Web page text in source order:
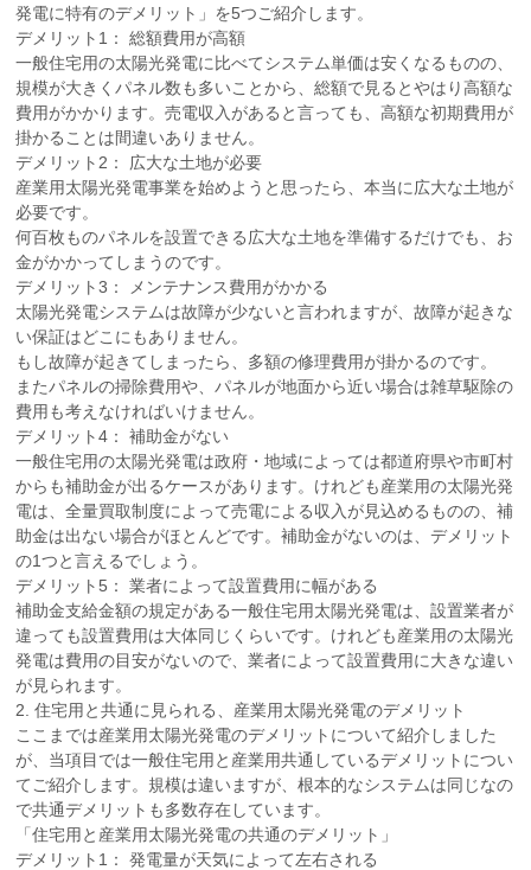
発電に特有のデメリット」を5つご紹介します。
デメリット1： 総額費用が高額
一般住宅用の太陽光発電に比べてシステム単価は安くなるものの、
規模が大きくパネル数も多いことから、総額で見るとやはり高額な
費用がかかります。売電収入があると言っても、高額な初期費用が
掛かることは間違いありません。
デメリット2： 広大な土地が必要
産業用太陽光発電事業を始めようと思ったら、本当に広大な土地が
必要です。
何百枚ものパネルを設置できる広大な土地を準備するだけでも、お
金がかかってしまうのです。
デメリット3： メンテナンス費用がかかる
太陽光発電システムは故障が少ないと言われますが、故障が起きな
い保証はどこにもありません。
もし故障が起きてしまったら、多額の修理費用が掛かるのです。
またパネルの掃除費用や、パネルが地面から近い場合は雑草駆除の
費用も考えなければいけません。
デメリット4： 補助金がない
一般住宅用の太陽光発電は政府・地域によっては都道府県や市町村
からも補助金が出るケースがあります。けれども産業用の太陽光発
電は、全量買取制度によって売電による収入が見込めるものの、補
助金は出ない場合がほとんどです。補助金がないのは、デメリット
の1つと言えるでしょう。
デメリット5： 業者によって設置費用に幅がある
補助金支給金額の規定がある一般住宅用太陽光発電は、設置業者が
違っても設置費用は大体同じくらいです。けれども産業用の太陽光
発電は費用の目安がないので、業者によって設置費用に大きな違い
が見られます。
2. 住宅用と共通に見られる、産業用太陽光発電のデメリット
ここまでは産業用太陽光発電のデメリットについて紹介しました
が、当項目では一般住宅用と産業用共通しているデメリットについ
てご紹介します。規模は違いますが、根本的なシステムは同じなの
で共通デメリットも多数存在しています。
「住宅用と産業用太陽光発電の共通のデメリット」
デメリット1： 発電量が天気によって左右される